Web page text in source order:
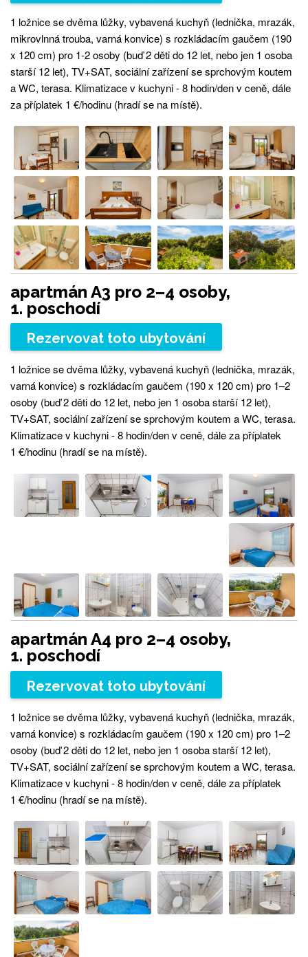
1 ložnice se dvěma lůžky, vybavená kuchyň (lednička, mrazák,
mikrovlnná trouba, varná konvice) s rozkládacím gaučem (190
x 120 cm) pro 1-2 osoby (buď 2 děti do 12 let, nebo jen 1 osoba
starší 12 let), TV+SAT, sociální zařízení se sprchovým koutem
a WC, terasa. Klimatizace v kuchyni - 8 hodin/den v ceně, dále
za příplatek 1 €/hodinu (hradí se na místě).
apartmán A3 pro 2–4 osoby,
1. poschodí
Rezervovat toto ubytování
1 ložnice se dvěma lůžky, vybavená kuchyň (lednička, mrazák,
varná konvice) s rozkládacím gaučem (190 x 120 cm) pro 1–2
osoby (buď 2 děti do 12 let, nebo jen 1 osoba starší 12 let),
TV+SAT, sociální zařízení se sprchovým koutem a WC, terasa.
Klimatizace v kuchyni - 8 hodin/den v ceně, dále za příplatek
1 €/hodinu (hradí se na místě).
apartmán A4 pro 2–4 osoby,
1. poschodí
Rezervovat toto ubytování
1 ložnice se dvěma lůžky, vybavená kuchyň (lednička, mrazák,
varná konvice) s rozkládacím gaučem (190 x 120 cm) pro 1–2
osoby (buď 2 děti do 12 let, nebo jen 1 osoba starší 12 let),
TV+SAT, sociální zařízení se sprchovým koutem a WC, terasa.
Klimatizace v kuchyni - 8 hodin/den v ceně, dále za příplatek
1 €/hodinu (hradí se na místě).